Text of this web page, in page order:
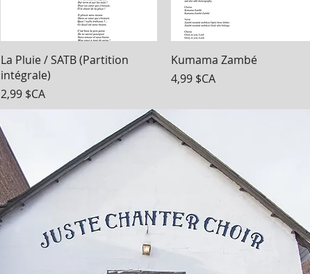
Aperçu rapide
La Pluie / SATB (Partition
intégrale)
Prix
2,99 $CA
Aperçu rapide
Kumama Zambé
Prix
4,99 $CA